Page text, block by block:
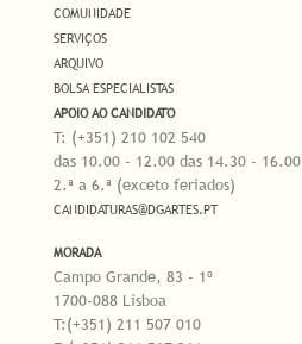
COMUNIDADE
SERVIÇOS
ARQUIVO
BOLSA ESPECIALISTAS
APOIO AO CANDIDATO
T: (+351) 210 102 540
das 10.00 - 12.00 das 14.30 - 16.00
2.ª a 6.ª (exceto feriados)
CANDIDATURAS@DGARTES.PT
MORADA
Campo Grande, 83 - 1º
1700-088 Lisboa
T:(+351) 211 507 010